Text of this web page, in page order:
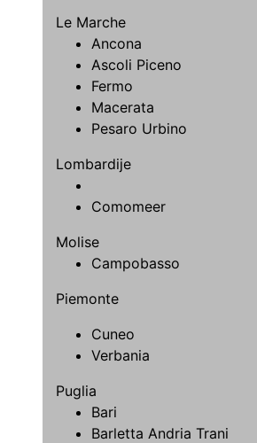
Le Marche
Ancona
Ascoli Piceno
Fermo
Macerata
Pesaro Urbino
Lombardije
Comomeer
Molise
Campobasso
Piemonte
Cuneo
Verbania
Puglia
Bari
Barletta Andria Trani